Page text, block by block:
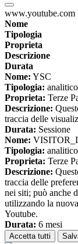
www.youtube.com
Nome
Tipologia
Proprieta
Descrizione
Durata
Nome: YSC
Tipologia: analitico
Proprieta: Terze
Descrizione:
traccia delle
Durata: Sessione
Nome:
Tipologia: analitico
Proprieta: Terze
Descrizione:
traccia delle
nei siti; può anche
utilizzando la
Youtube.
Durata: 6 mesi
Accetta tutti